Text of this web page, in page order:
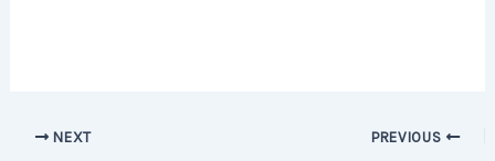
Post
NEXT